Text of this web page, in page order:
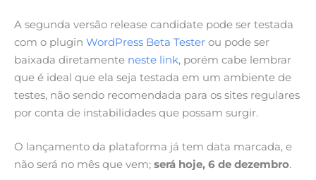
A segunda versão release candidate pode ser testada
com o plugin WordPress Beta Tester ou pode ser
baixada diretamente neste link, porém cabe lembrar
que é ideal que ela seja testada em um ambiente de
testes, não sendo recomendada para os sites regulares
por conta de instabilidades que possam surgir.
O lançamento da plataforma já tem data marcada, e
não será no mês que vem; será hoje, 6 de dezembro.